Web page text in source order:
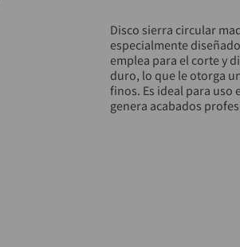
Disco sierra circular
especialmente
emplea para el corte y
duro, lo que le otorga
finos. Es ideal para uso
genera acabados